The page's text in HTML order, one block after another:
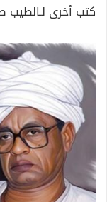
كتب أخرى لـالطيب